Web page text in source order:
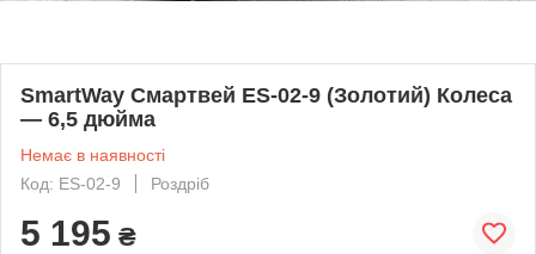
SmartWay Смартвей ES-02-9 (Золотий) Колеса
— 6,5 дюйма
Немає в наявності
Код: ES-02-9
Роздріб
5 195 ₴